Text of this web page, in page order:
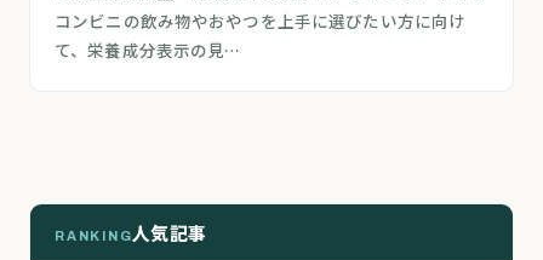
コンビニの飲み物やおやつを上手に選びたい方に向け
て、栄養成分表示の見…
RANKING人気記事